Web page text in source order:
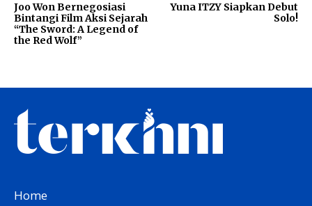
Joo Won Bernegosiasi
Bintangi Film Aksi Sejarah
“The Sword: A Legend of
the Red Wolf”
Yuna ITZY Siapkan Debut
Solo!
Home